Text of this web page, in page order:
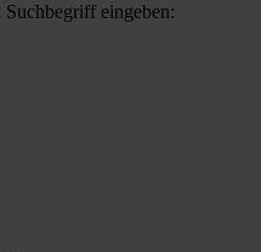
Suchbegriff eingeben: